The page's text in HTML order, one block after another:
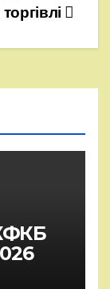
торгівлі